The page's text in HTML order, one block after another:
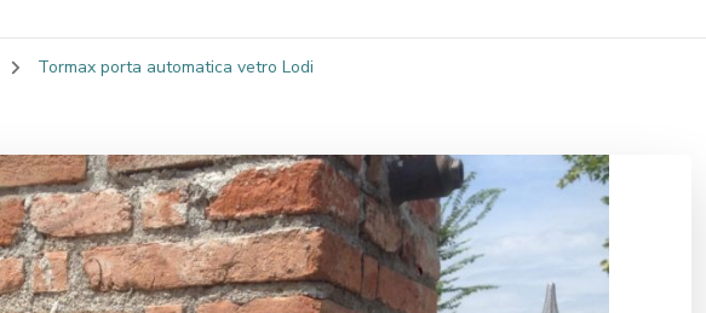
Tormax porta automatica vetro Lodi